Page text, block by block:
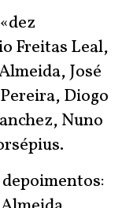
Freitas Leal,
José
Diogo
Nuno